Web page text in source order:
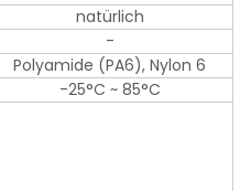
natürlich
-
Polyamide (PA6), Nylon 6
-25°C ~ 85°C